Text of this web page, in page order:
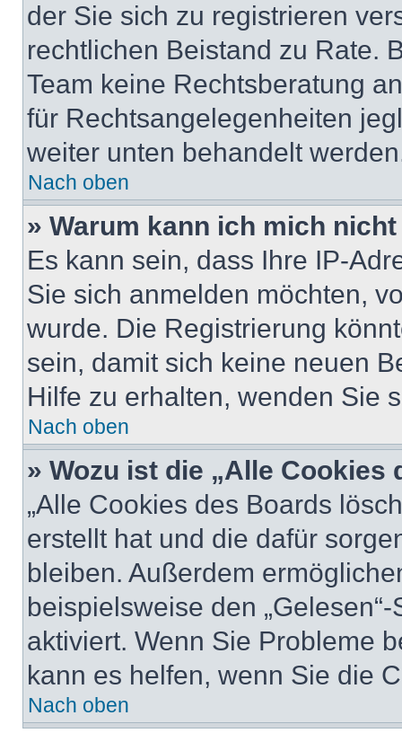
der Sie sich zu registrieren
rechtlichen Beistand zu Rate.
Team keine Rechtsberatung
für Rechtsangelegenheiten
weiter unten behandelt
Nach oben
» Warum kann ich mich
Es kann sein, dass Ihre IP-
Sie sich anmelden möchten,
wurde. Die Registrierung
sein, damit sich keine neuen
Hilfe zu erhalten, wenden Sie
Nach oben
» Wozu ist die „Alle
„Alle Cookies des Boards
erstellt hat und die dafür
bleiben. Außerdem
beispielsweise den
aktiviert. Wenn Sie Probleme
kann es helfen, wenn Sie die
Nach oben